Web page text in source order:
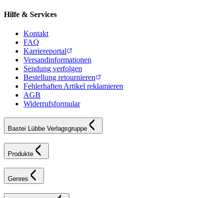
Hilfe & Services
Kontakt
FAQ
Karriereportal
Versandinformationen
Sendung verfolgen
Bestellung retournieren
Fehlerhaften Artikel reklamieren
AGB
Widerrufsformular
Bastei Lübbe Verlagsgruppe
Produkte
Genres